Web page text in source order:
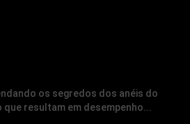
os segredos dos anéis do
que resultam em desempenho...